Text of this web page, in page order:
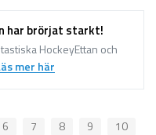
har brörjat starkt!
HockeyEttan och
mer här
6 7 8 9
10